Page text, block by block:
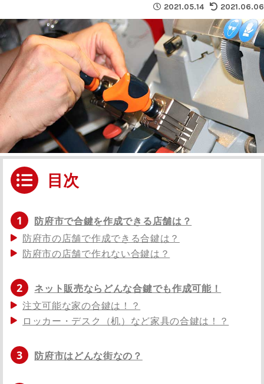
2021.05.14 2021.06.06
目次
1
防府市で合鍵を作成できる店舗は？
防府市の店舗で作成できる合鍵は？
防府市の店舗で作れない合鍵は？
2
ネット販売ならどんな合鍵でも作成可能！
注文可能な家の合鍵は！？
ロッカー・デスク（机）など家具の合鍵は！？
3 防府市はどんな街なの？